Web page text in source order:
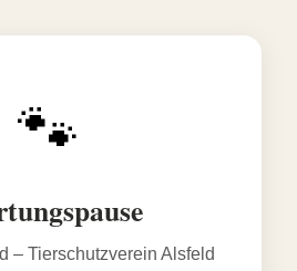
🐾
– Tierschutzverein Alsfeld